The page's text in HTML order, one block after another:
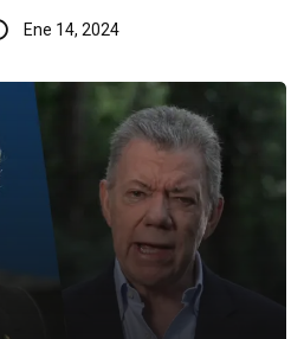
Ene 14, 2024